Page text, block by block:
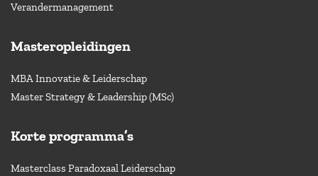
Verandermanagement
Masteropleidingen
MBA Innovatie & Leiderschap
Master Strategy & Leadership (MSc)
Korte programma’s
Masterclass Paradoxaal Leiderschap